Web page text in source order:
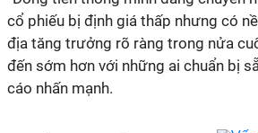
cổ phiếu bị định giá thấp nhưng có
địa tăng trưởng rõ ràng trong nửa
đến sớm hơn với những ai chuẩn bị
cáo nhấn mạnh.